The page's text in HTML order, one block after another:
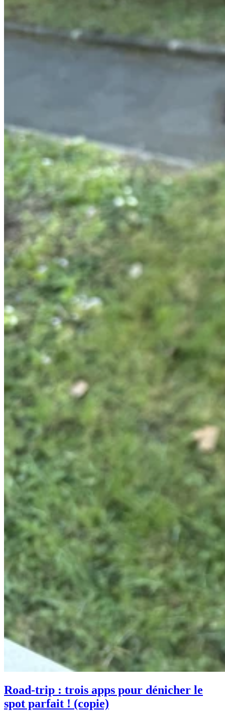
Road-trip : trois apps pour dénicher le
spot parfait ! (copie)